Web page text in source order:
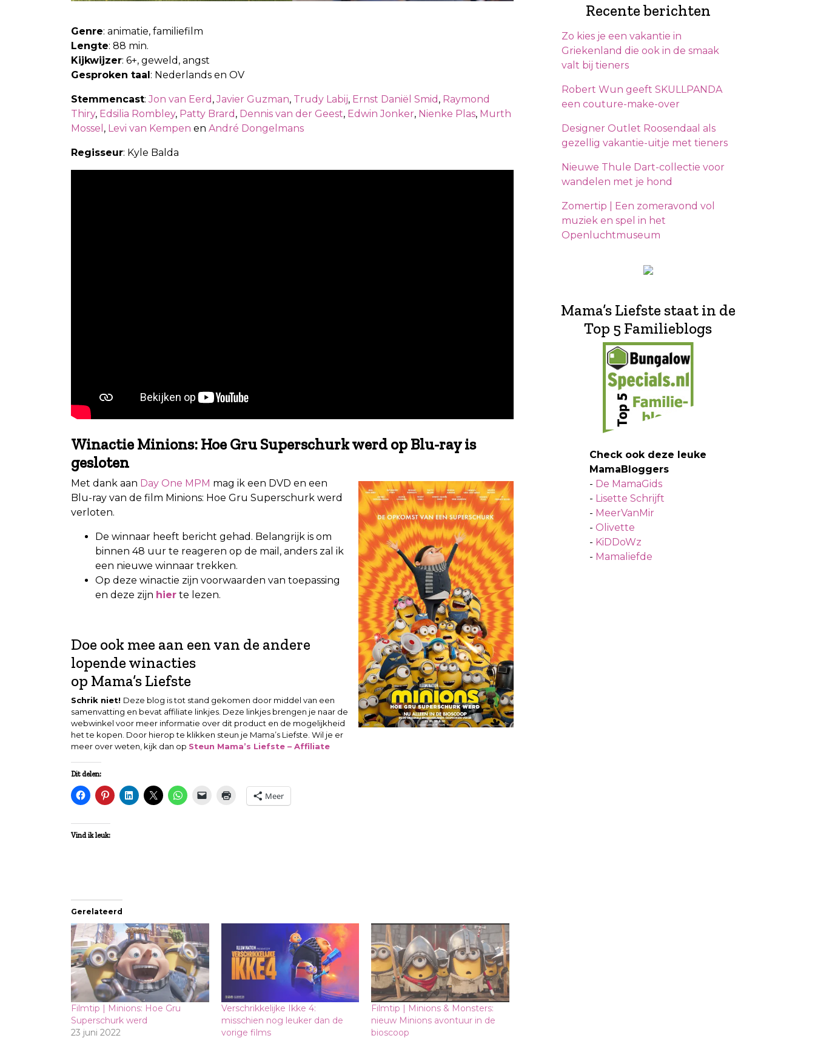
Genre: animatie, familiefilm
Lengte: 88 min.
Kijkwijzer: 6+, geweld, angst
Gesproken taal : Nederlands en OV
Stemmencast:Jon van Eerd ,Javier Guzman, Trudy Labij, Ernst Daniël Smid , Raymond
Thiry, Edsilia Rombley, Patty Brard , Dennis van der Geest, Edwin Jonker, Nienke Plas, Murth
Mossel , Levi van Kempen en André Dongelmans
Regisseur: Kyle Balda
Winactie Minions: Hoe Gru Superschurk werd op Blu-ray is
gesloten
Met dank aan Day One MPM mag ik een DVD en een
Blu-ray van de film Minions: Hoe Gru Superschurk werd
verloten.
De winnaar heeft bericht gehad. Belangrijk is om
binnen 48 uur te reageren op de mail, anders zal ik
een nieuwe winnaar trekken.
Op deze winactie zijn voorwaarden van toepassing
en deze zijn hier te lezen.
Doe ook mee aan een van de andere
lopende winacties
op Mama’s Liefste
Schrik niet! Deze blog is tot stand gekomen door middel van een
samenvatting en bevat affiliate linkjes. Deze linkjes brengen je naar de
webwinkel voor meer informatie over dit product en de mogelijkheid
het te kopen. Door hierop te klikken steun je Mama’s Liefste. Wil je er
meer over weten, kijk dan op Steun Mama’s Liefste – Affiliate
Dit delen:
Meer
Vind ik leuk:
Gerelateerd
Filmtip | Minions: Hoe Gru
Superschurk werd
23 juni 2022
Verschrikkelijke Ikke 4:
misschien nog leuker dan de
vorige films
Filmtip | Minions & Monsters:
nieuw Minions avontuur in de
bioscoop
Recente berichten
Zo kies je een vakantie in
Griekenland die ook in de smaak
valt bij tieners
Robert Wun geeft SKULLPANDA
een couture-make-over
Designer Outlet Roosendaal als
gezellig vakantie-uitje met tieners
Nieuwe Thule Dart-collectie voor
wandelen met je hond
Zomertip | Een zomeravond vol
muziek en spel in het
Openluchtmuseum
Mama’s Liefste staat in de
Top 5 Familieblogs
Check ook deze leuke
MamaBloggers
- De MamaGids
- Lisette Schrijft
- MeerVanMir
- Olivette
- KiDDoWz
- Mamaliefde